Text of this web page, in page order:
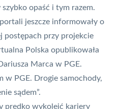
opaść i tym razem.
jeszcze informowały o
postępach przy projekcie
Polska opublikowała
Marca w PGE.
w PGE. Drogie samochody,
sądem”.
prędko wykoleić kariery